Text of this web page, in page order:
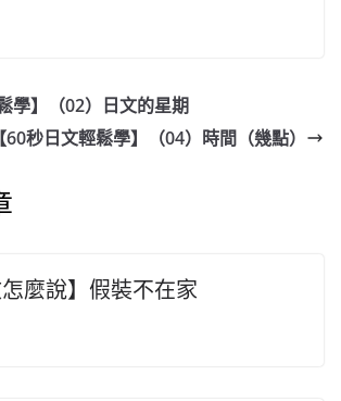
學】（02）日文的星期
【60秒日文輕鬆學】（04）時間（幾點）
怎麼說】假裝不在家